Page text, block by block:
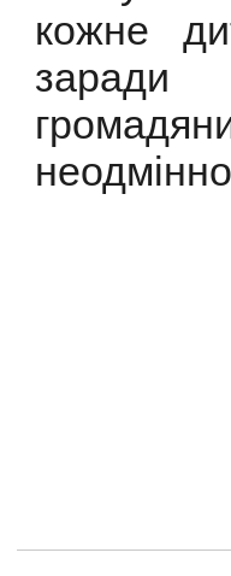
кожне
заради